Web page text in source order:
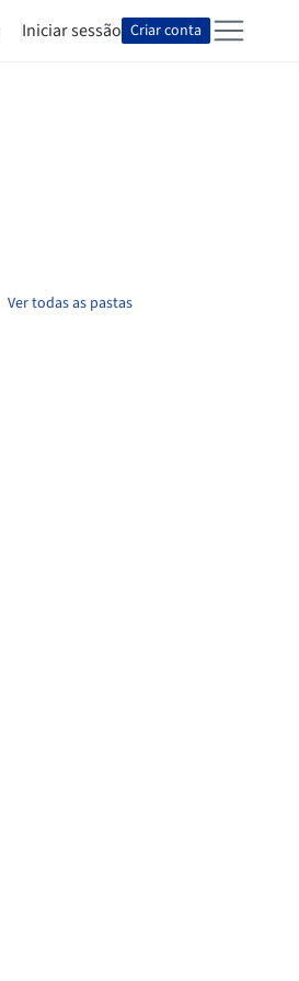
Iniciar sessão Criar conta
Ver todas as pastas